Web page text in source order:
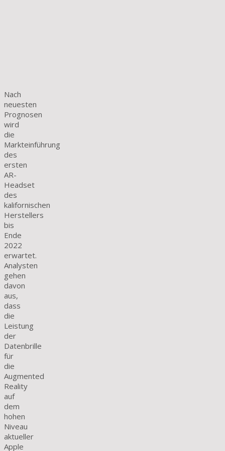
Nach
neuesten
Prognosen
wird
die
Markteinführung
des
ersten
AR-
Headset
des
kalifornischen
Herstellers
bis
Ende
2022
erwartet.
Analysten
gehen
davon
aus,
dass
die
Leistung
der
Datenbrille
für
die
Augmented
Reality
auf
dem
hohen
Niveau
aktueller
Apple